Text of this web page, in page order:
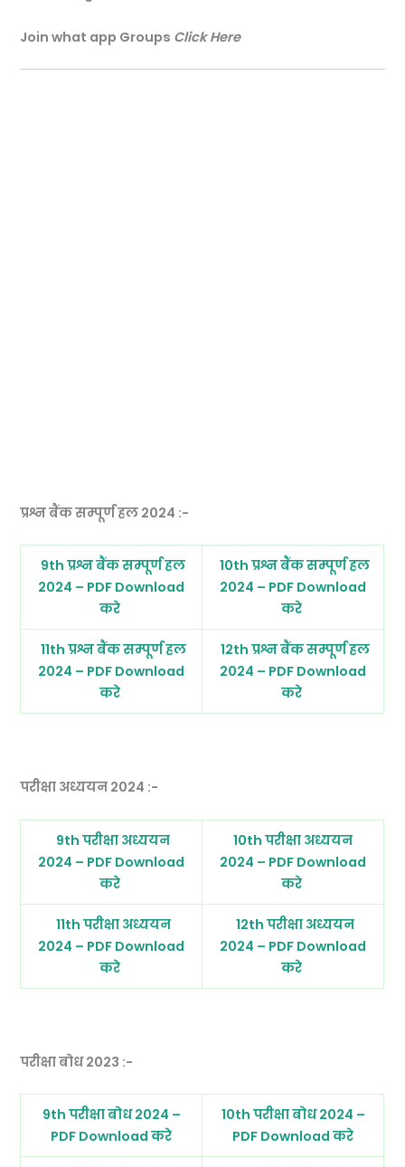
Join what app Groups Click Here
प्रश्न बैंक सम्पूर्ण हल 2024 :-
9th प्रश्न बैंक सम्पूर्ण हल
2024 – PDF Download
करे
10th प्रश्न बैंक सम्पूर्ण हल
2024 – PDF Download
करे
11th प्रश्न बैंक सम्पूर्ण हल
2024 – PDF Download
करे
12th प्रश्न बैंक सम्पूर्ण हल
2024 – PDF Download
करे
परीक्षा अध्ययन 2024 :-
9th परीक्षा अध्ययन
2024 – PDF Download
करे
10th परीक्षा अध्ययन
2024 – PDF Download
करे
11th परीक्षा अध्ययन
2024 – PDF Download
करे
12th परीक्षा अध्ययन
2024 – PDF Download
करे
परीक्षा बोध 2023 :-
9th परीक्षा बोध 2024 –
PDF Download करे
10th परीक्षा बोध 2024 –
PDF Download करे